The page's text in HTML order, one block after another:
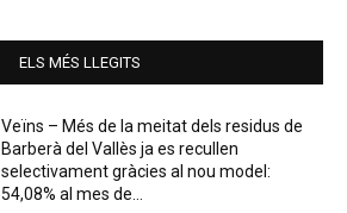
ELS MÉS LLEGITS
Veïns – Més de la meitat dels residus de
Barberà del Vallès ja es recullen
selectivament gràcies al nou model:
54,08% al mes de...